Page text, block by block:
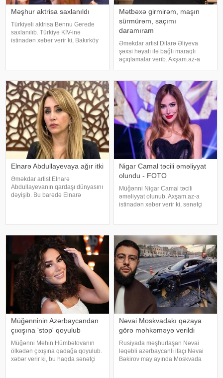
Məşhur aktrisa saxlanıldı
Türkiyəli aktrisa Bennu Gerede
saxlanılıb. Türkiyə KİV-inə
istinadən xəbər verir ki, Bakırköy
fikirlərlə bağlı "ədəbsizlik" ittiham
Mətbəxə girmirəm, maşın
sürmürəm, saçımı
daramıram
Əməkdar artist Dilarə Əliyeva
şəxsi həyatı ilə bağlı maraqlı
açıqlamalar verib. Axşam.az-a
avtomobil idarə etmədiyini deyib.
O, sürücü ilə hərəkə
Elnarə Abdullayevaya ağır itki
Əməkdar artist Elnarə
Abdullayevanın qardaşı dünyasını
dəyişib. Bu barədə Elnarə
elə bir itki yaşayır ki, onu heç bir
söz ifad
Nigar Camal təcili əməliyyat
olundu - FOTO
Müğənni Nigar Camal təcili
əməliyyat olunub. Axşam.az-a
istinadən xəbər verir ki, sənətçi
olduğunu bildirib:. "Bu gün
gözlənilmədə
Müğənninin Azərbaycandan
çıxışına 'stop' qoyulub
Müğənni Mehin Hümbətovanın
ölkədən çıxışına qadağa qoyulub.
xəbər verir ki, bu haqda sənətçi
Nəvai Moskvadakı qəzaya
görə məhkəməyə verildi
Rusiyada məşhurlaşan Nəvai
ləqəbli azərbaycanlı ifaçı Nəvai
Bəkirov may ayında Moskvada